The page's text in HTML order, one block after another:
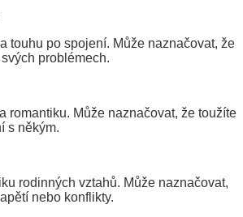
touhu po spojení. Může naznačovat, že
problémech.
romantiku. Může naznačovat, že toužíte
s někým.
rodinných vztahů. Může naznačovat,
nebo konflikty.